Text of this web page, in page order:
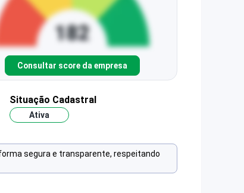
Consultar score da empresa
Situação Cadastral
Ativa
segura e transparente, respeitando